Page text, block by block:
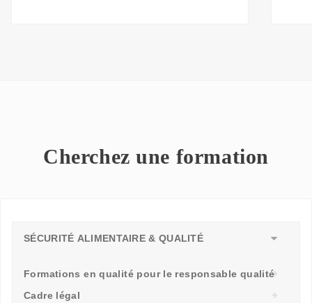
Cherchez une formation
SÉCURITÉ ALIMENTAIRE & QUALITÉ
Formations en qualité pour le responsable qualité
Cadre légal